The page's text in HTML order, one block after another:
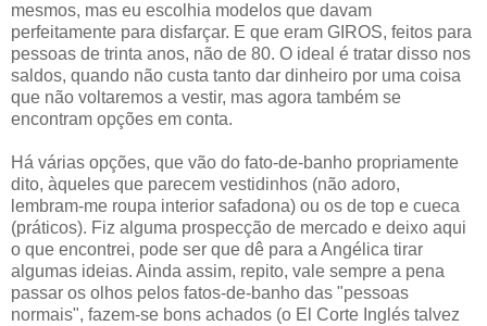
mesmos, mas eu escolhia modelos que davam
perfeitamente para disfarçar. E que eram GIROS, feitos para
pessoas de trinta anos, não de 80. O ideal é tratar disso nos
saldos, quando não custa tanto dar dinheiro por uma coisa
que não voltaremos a vestir, mas agora também se
encontram opções em conta.
Há várias opções, que vão do fato-de-banho propriamente
dito, àqueles que parecem vestidinhos (não adoro,
lembram-me roupa interior safadona) ou os de top e cueca
(práticos). Fiz alguma prospecção de mercado e deixo aqui
o que encontrei, pode ser que dê para a Angélica tirar
algumas ideias. Ainda assim, repito, vale sempre a pena
passar os olhos pelos fatos-de-banho das "pessoas
normais", fazem-se bons achados (o El Corte Inglés talvez